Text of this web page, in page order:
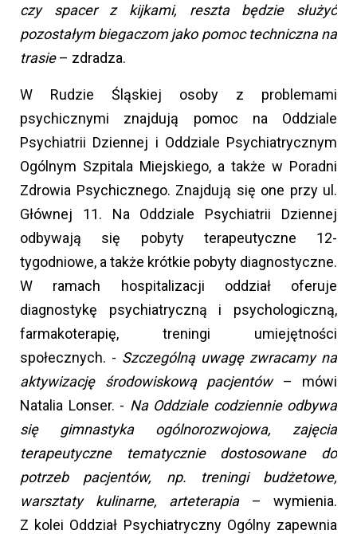
czy spacer z kijkami, reszta będzie służyć
pozostałym biegaczom jako pomoc techniczna na
trasie– zdradza.
W Rudzie Śląskiej osoby z problemami
psychicznymi znajdują pomoc na Oddziale
Psychiatrii Dziennej i Oddziale Psychiatrycznym
Ogólnym Szpitala Miejskiego, a także w Poradni
Zdrowia Psychicznego. Znajdują się one przy ul.
Głównej 11. Na Oddziale Psychiatrii Dziennej
odbywają się pobyty terapeutyczne 12-
tygodniowe, a także krótkie pobyty diagnostyczne.
W ramach hospitalizacji oddział oferuje
diagnostykę psychiatryczną i psychologiczną,
farmakoterapię, treningi umiejętności
społecznych. - Szczególną uwagę zwracamy na
aktywizację środowiskową pacjentów– mówi
Natalia Lonser. - Na Oddziale codziennie odbywa
się gimnastyka ogólnorozwojowa, zajęcia
terapeutyczne tematycznie dostosowane do
potrzeb pacjentów, np. treningi budżetowe,
warsztaty kulinarne, arteterapia– wymienia.
Z kolei Oddział Psychiatryczny Ogólny zapewnia